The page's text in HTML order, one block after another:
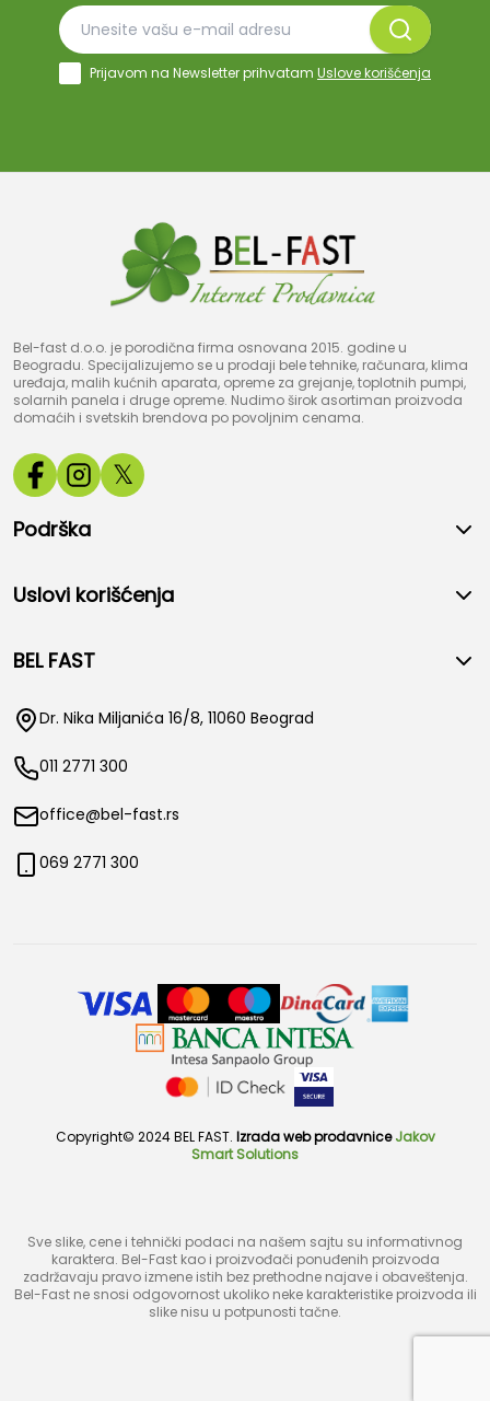
Prijavom na Newsletter prihvatam Uslove korišćenja
Bel-fast d.o.o. je porodična firma osnovana 2015. godine u
Beogradu. Specijalizujemo se u prodaji bele tehnike, računara, klima
uređaja, malih kućnih aparata, opreme za grejanje, toplotnih pumpi,
solarnih panela i druge opreme. Nudimo širok asortiman proizvoda
domaćih i svetskih brendova po povoljnim cenama.
𝕏
Podrška
Uslovi korišćenja
BEL FAST
Dr. Nika Miljanića 16/8, 11060 Beograd
011 2771 300
office@bel-fast.rs
069 2771 300
Copyright© 2024 BEL FAST. Izrada web prodavnice Jakov
Smart Solutions
Sve slike, cene i tehnički podaci na našem sajtu su informativnog
karaktera. Bel-Fast kao i proizvođači ponuđenih proizvoda
zadržavaju pravo izmene istih bez prethodne najave i obaveštenja.
Bel-Fast ne snosi odgovornost ukoliko neke karakteristike proizvoda ili
slike nisu u potpunosti tačne.